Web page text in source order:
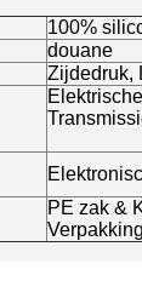
100%
douane
Zijdedruk,
PE zak &
Verpakking